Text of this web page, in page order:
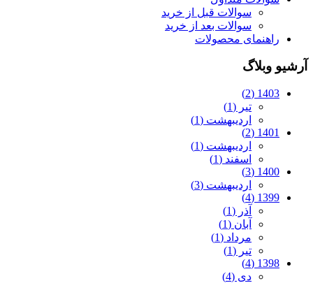
سوالات قبل از خرید
سوالات بعد از خرید
راهنمای محصولات
آرشیو وبلاگ
1403 (2)
تیر (1)
اردیبهشت (1)
1401 (2)
اردیبهشت (1)
اسفند (1)
1400 (3)
اردیبهشت (3)
1399 (4)
آذر (1)
آبان (1)
مرداد (1)
تیر (1)
1398 (4)
دی (4)